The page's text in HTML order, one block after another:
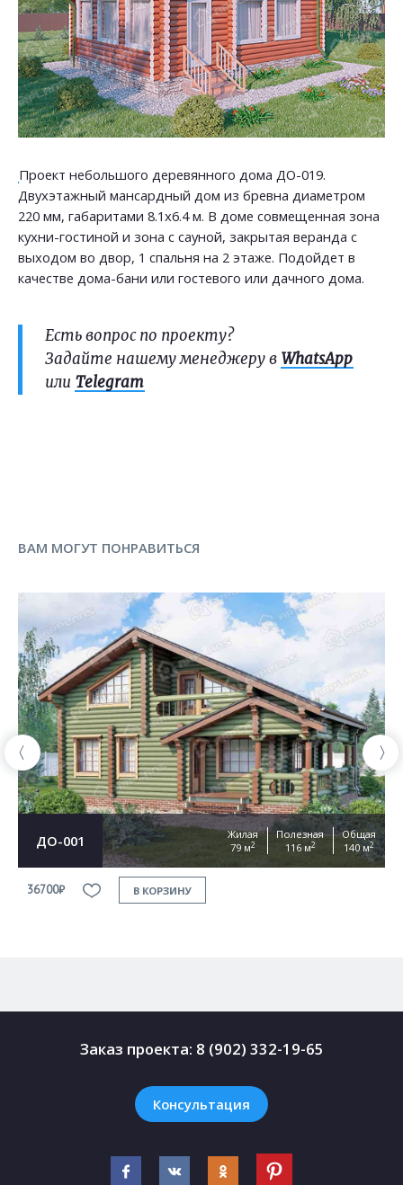
Проект небольшого деревянного дома ДО-019.
Двухэтажный мансардный дом из бревна диаметром
220 мм, габаритами 8.1х6.4 м. В доме совмещенная зона
кухни-гостиной и зона с сауной, закрытая веранда с
выходом во двор, 1 спальня на 2 этаже. Подойдет в
качестве дома-бани или гостевого или дачного дома.
Есть вопрос по проекту?
Задайте нашему менеджеру в WhatsApp
или Telegram
ВАМ МОГУТ ПОНРАВИТЬСЯ
ДО-001
Жилая
79 м2
Полезная
116 м2
Общая
140 м2
36700₽ В КОРЗИНУ
Заказ проекта: 8 (902) 332-19-65
Консультация